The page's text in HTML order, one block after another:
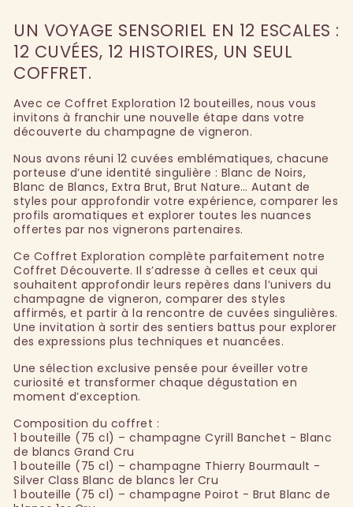
UN VOYAGE SENSORIEL EN 12 ESCALES :
12 CUVÉES, 12 HISTOIRES, UN SEUL
COFFRET.
Avec ce Coffret Exploration 12 bouteilles, nous vous
invitons à franchir une nouvelle étape dans votre
découverte du champagne de vigneron.
Nous avons réuni 12 cuvées emblématiques, chacune
porteuse d’une identité singulière : Blanc de Noirs,
Blanc de Blancs, Extra Brut, Brut Nature… Autant de
styles pour approfondir votre expérience, comparer les
profils aromatiques et explorer toutes les nuances
offertes par nos vignerons partenaires.
Ce Coffret Exploration complète parfaitement notre
Coffret Découverte. Il s’adresse à celles et ceux qui
souhaitent approfondir leurs repères dans l’univers du
champagne de vigneron, comparer des styles
affirmés, et partir à la rencontre de cuvées singulières.
Une invitation à sortir des sentiers battus pour explorer
des expressions plus techniques et nuancées.
Une sélection exclusive pensée pour éveiller votre
curiosité et transformer chaque dégustation en
moment d’exception.
Composition du coffret :
1 bouteille (75 cl) – champagne Cyrill Banchet - Blanc
de blancs Grand Cru
1 bouteille (75 cl) – champagne Thierry Bourmault -
Silver Class Blanc de blancs 1er Cru
1 bouteille (75 cl) – champagne Poirot - Brut Blanc de